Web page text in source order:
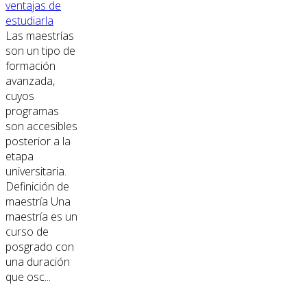
ventajas de
estudiarla
Las maestrías
son un tipo de
formación
avanzada,
cuyos
programas
son accesibles
posterior a la
etapa
universitaria.
Definición de
maestría Una
maestría es un
curso de
posgrado con
una duración
que osc...